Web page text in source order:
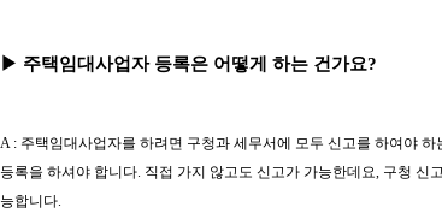
▶ 주택임대사업자 등록은 어떻게 하는 건가요?
A : 주택임대사업자를 하려면 구청과 세무서에 모두 신고를 하여야
등록을 하셔야 합니다. 직접 가지 않고도 신고가 가능한데요, 구청 신
능합니다.